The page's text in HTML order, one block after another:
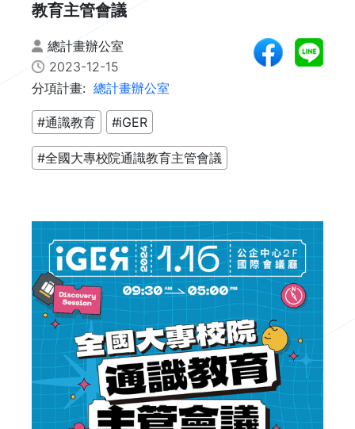
教育主管會議
總計畫辦公室
2023-12-15
分項計畫: 總計畫辦公室
#通識教育 #iGER
#全國大專校院通識教育主管會議